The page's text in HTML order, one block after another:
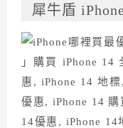
犀牛盾